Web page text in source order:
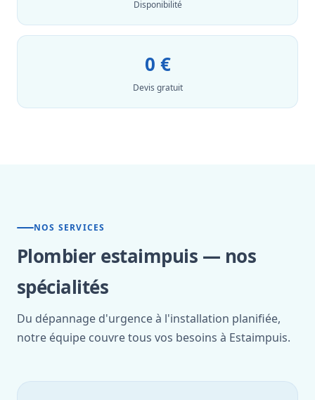
Disponibilité
0 €
Devis gratuit
NOS SERVICES
Plombier estaimpuis — nos
spécialités
Du dépannage d'urgence à l'installation planifiée,
notre équipe couvre tous vos besoins à Estaimpuis.